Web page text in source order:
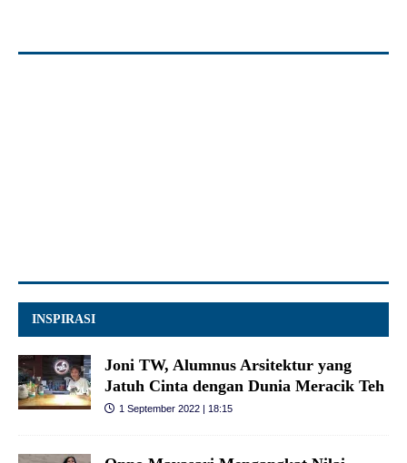
INSPIRASI
Joni TW, Alumnus Arsitektur yang
Jatuh Cinta dengan Dunia Meracik Teh
1 September 2022 | 18:15